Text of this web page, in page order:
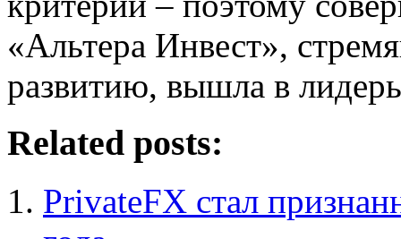
«Альтера Инвест»,
развитию, вышла в
Related posts:
PrivateFX стал